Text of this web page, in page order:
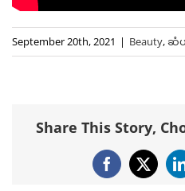
September 20th, 2021 | Beauty,ဆံပ
Share This Story,
Facebook
X